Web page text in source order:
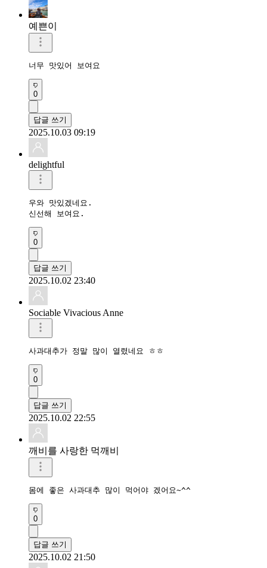
예쁜이
너무 맛있어 보여요
0
답글 쓰기
2025.10.03 09:19
delightful
우와 맛있겠네요.
신선해 보여요.
0
답글 쓰기
2025.10.02 23:40
Sociable Vivacious Anne
사과대추가 정말 많이 열렸네요 ㅎㅎ
0
답글 쓰기
2025.10.02 22:55
깨비를 사랑한 먹깨비
몸에 좋은 사과대추 많이 먹어야 겠어요~^^
0
답글 쓰기
2025.10.02 21:50